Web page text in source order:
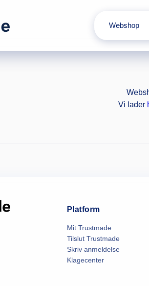
Webshop
Vi lader
Platform
Mit Trustmade
Tilslut Trustmade
Skriv anmeldelse
Klagecenter